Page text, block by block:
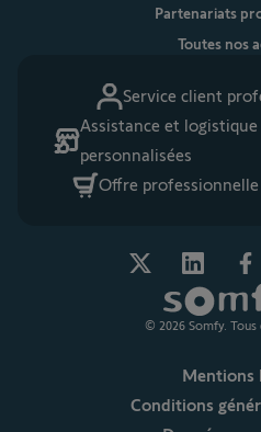
© 2026 Somfy. Tous
Service client
Assistance et logistique
personnalisées
Offre
Partenariats
Toutes nos
Mentions
Conditions